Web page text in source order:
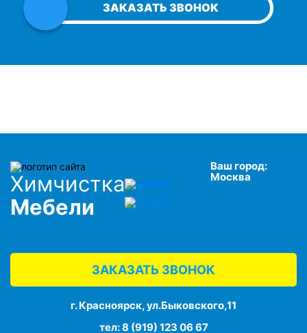
ЗАКАЗАТЬ ЗВОНОК
Химчистка
Мебели
Ваш город:
Москва
ЗАКАЗАТЬ ЗВОНОК
г. Красноярск, ул.Быковского,11
тел:8 (919) 123 06 67